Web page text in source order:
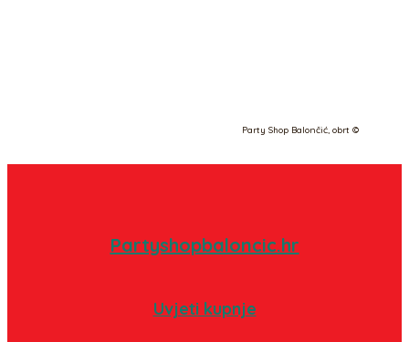
Party Shop Balončić, obrt ©
Partyshopbaloncic.hr
Uvjeti kupnje